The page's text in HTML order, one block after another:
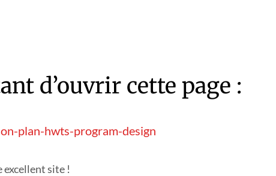
d’ouvrir cette page :
plan-hwts-program-design
excellent site !